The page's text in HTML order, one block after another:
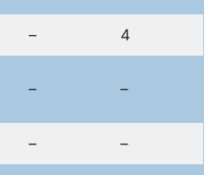
– 4
– –
– –